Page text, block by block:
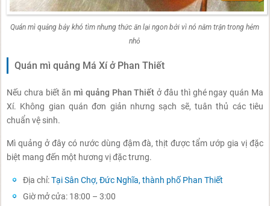
Quán mì quảng bảy khó tìm nhưng thức ăn lại ngon bởi vì nó nằm trận trong hẻm
nhỏ
Quán mì quảng Má Xí ở Phan Thiết
Nếu chưa biết ănmì quảng Phan Thiết ở đâu thì ghé ngay quán Ma
Xí. Không gian quán đơn giản nhưng sạch sẽ, tuân thủ các tiêu
chuẩn vệ sinh.
Mì quảng ở đây có nước dùng đậm đà, thịt được tẩm ướp gia vị đặc
biệt mang đến một hương vị đặc trưng.
Địa chỉ:Tại Sân Chợ, Đức Nghĩa, thành phố Phan Thiết
Giờ mở cửa: 18:00 – 3:00